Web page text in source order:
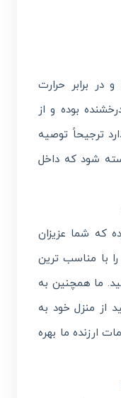
و در برابر حرارت
بوده و از
ترجیحاً توصیه
شود که داخل
که شما عزیزان
با مناسب ترین
ما همچنین به
از منزل خود به
ارزنده ما بهره